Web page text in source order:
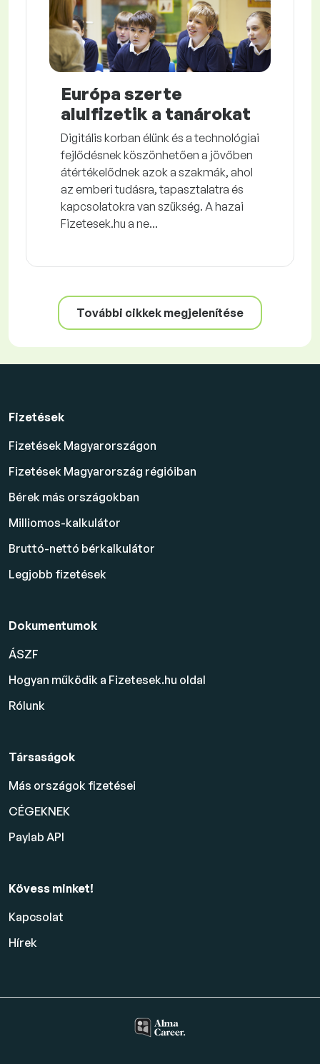
Európa szerte
alulfizetik a tanárokat
Digitális korban élünk és a technológiai
fejlődésnek köszönhetően a jövőben
átértékelődnek azok a szakmák, ahol
az emberi tudásra, tapasztalatra és
kapcsolatokra van szükség. A hazai
Fizetesek.hu a ne...
További cikkek megjelenítése
Fizetések
Fizetések Magyarországon
Fizetések Magyarország régióiban
Bérek más országokban
Milliomos-kalkulátor
Bruttó-nettó bérkalkulátor
Legjobb fizetések
Dokumentumok
ÁSZF
Hogyan működik a Fizetesek.hu oldal
Rólunk
Társaságok
Más országok fizetései
CÉGEKNEK
Paylab API
Kövess minket!
Kapcsolat
Hírek